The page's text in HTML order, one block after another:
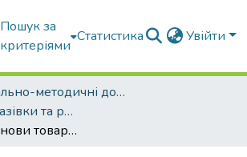
Пошук за
критеріями
Статистика Увійти
Навчально-методичні документи
Методичні вказівки та рекомендації
Теоретичні основи товарознавства : методичні рекомендації до виконання курсових робіт